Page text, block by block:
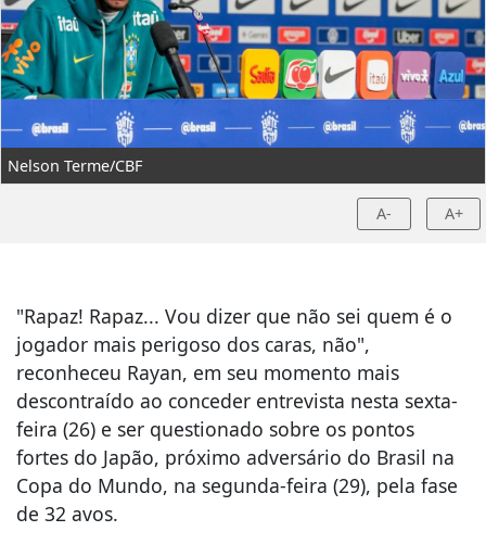
Nelson Terme/CBF
A- A+
"Rapaz! Rapaz... Vou dizer que não sei quem é o
jogador mais perigoso dos caras, não",
reconheceu Rayan, em seu momento mais
descontraído ao conceder entrevista nesta sexta-
feira (26) e ser questionado sobre os pontos
fortes do Japão, próximo adversário do Brasil na
Copa do Mundo, na segunda-feira (29), pela fase
de 32 avos.